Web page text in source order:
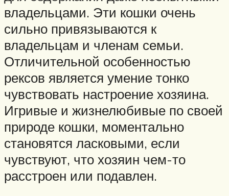
владельцами. Эти кошки очень
сильно привязываются к
владельцам и членам семьи.
Отличительной особенностью
рексов является умение тонко
чувствовать настроение хозяина.
Игривые и жизнелюбивые по своей
природе кошки, моментально
становятся ласковыми, если
чувствуют, что хозяин чем-то
расстроен или подавлен.